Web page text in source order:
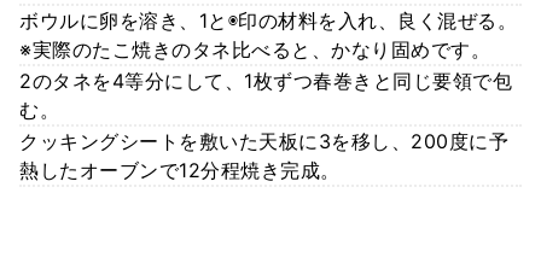
ボウルに卵を溶き、1と◉印の材料を入れ、良く混ぜる。
※実際のたこ焼きのタネ比べると、かなり固めです。
2のタネを4等分にして、1枚ずつ春巻きと同じ要領で包
む。
クッキングシートを敷いた天板に3を移し、200度に予
熱したオーブンで12分程焼き完成。